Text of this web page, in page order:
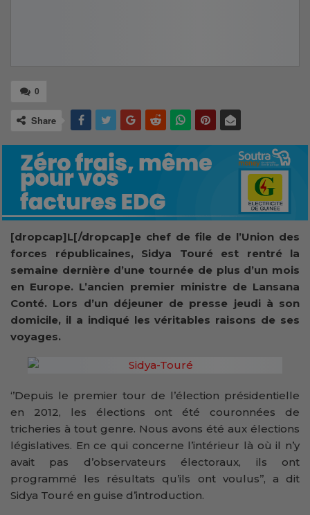
0
Share
[dropcap]L[/dropcap]e chef de file de l’Union des
forces républicaines, Sidya Touré est rentré la
semaine dernière d’une tournée de plus d’un mois
en Europe. L’ancien premier ministre de Lansana
Conté. Lors d’un déjeuner de presse jeudi à son
domicile, il a indiqué les véritables raisons de ses
voyages.
‘’Depuis le premier tour de l’élection présidentielle
en 2012, les élections ont été couronnées de
tricheries à tout genre. Nous avons été aux élections
législatives. En ce qui concerne l’intérieur là où il n’y
avait pas d’observateurs électoraux, ils ont
programmé les résultats qu’ils ont voulus’’, a dit
Sidya Touré en guise d’introduction.